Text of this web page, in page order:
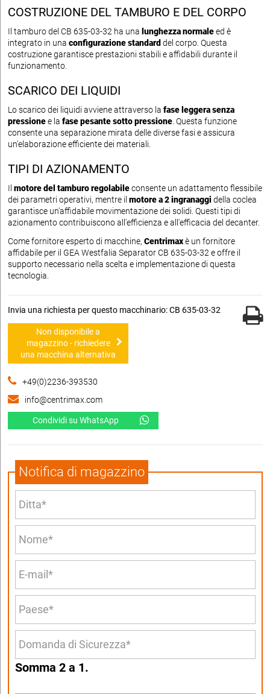
COSTRUZIONE DEL TAMBURO E DEL CORPO
Il tamburo del CB 635-03-32 ha una lunghezza normaleed è
integrato in una configurazione standard del corpo. Questa
costruzione garantisce prestazioni stabili e affidabili durante il
funzionamento.
SCARICO DEI LIQUIDI
Lo scarico dei liquidi avviene attraverso la fase leggera senza
pressionee la fase pesante sotto pressione . Questa funzione
consente una separazione mirata delle diverse fasi e assicura
un'elaborazione efficiente dei materiali.
TIPI DI AZIONAMENTO
Il motore del tamburo regolabileconsente un adattamento flessibile
dei parametri operativi, mentre il motore a 2 ingranaggi della coclea
garantisce un'affidabile movimentazione dei solidi. Questi tipi di
azionamento contribuiscono all'efficienza e all'efficacia del decanter.
Come fornitore esperto di macchine, Centrimaxè un fornitore
affidabile per il GEA Westfalia Separator CB 635-03-32 e offre il
supporto necessario nella scelta e implementazione di questa
tecnologia.
Invia una richiesta per questo macchinario: CB 635-03-32
Non disponibile a
magazzino - richiedere
una macchina alternativa
+49(0)2236-393530
info@centrimax.com
Condividi su WhatsApp
Notifica di magazzino
Somma 2 a 1.